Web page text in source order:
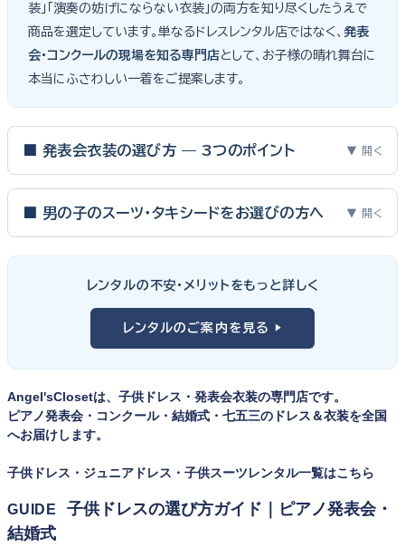
装」「演奏の妨げにならない衣装」の両方を知り尽くしたうえで
商品を選定しています。単なるドレスレンタル店ではなく、 発表
会・コンクールの現場を知る専門店として、お子様の晴れ舞台に
本当にふさわしい一着をご提案します。
■ 発表会衣装の選び方 — 3つのポイント ▼ 開く
って特別な一日。元ピアノ教師としての経験から、衣装選びで大切
① サイズは"ジャストフィット"を選ぶ
舞台上で最も美しく見えるのは、お子様の体にきちんと合ったサ
イズのドレス・スーツです。「大きめを買って長く着せたい」という
何よりお子様を輝かせます。レンタルなら、その時のジャストサイ
ズを遠慮なく選べるのが最大のメリット。胸囲・身丈の正しい測り
② 舞台で映える色・楽器に合うデザインを選ぶ
発表会の舞台は照明が強く、客席からは意外と色味が飛んで見え
■ 男の子のスーツ・タキシードをお選びの方へ ▼ 開く
向け、スリーピーススーツやベストスタイルは合唱・アンサンブル向
ツ・タキシード一覧
レンタルの不安・メリットをもっと詳しく
レンタルのご案内を見る ▶
Angel'sClosetは、子供ドレス・発表会衣装の専門店です。
ピアノ発表会・コンクール・結婚式・七五三のドレス＆衣装を全国
へお届けします。
子供ドレス・ジュニアドレス・子供スーツレンタル一覧はこちら
GUIDE
子供ドレスの選び方ガイド｜ピアノ発表会・
結婚式